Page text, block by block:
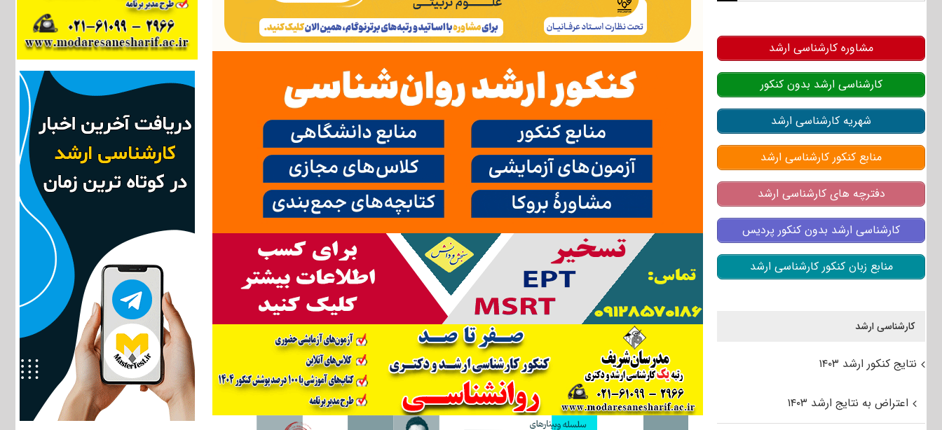
مشاوره کارشناسی ارشد
کارشناسی ارشد بدون کنکور
شهریه کارشناسی ارشد
منابع کنکور کارشناسی ارشد
دفترچه های کارشناسی ارشد
کارشناسی ارشد بدون کنکور پردیس
منابع زبان کنکور کارشناسی ارشد
کارشناسی ارشد
نتایج کنکور ارشد ۱۴۰۳
اعتراض به نتایج ارشد ۱۴۰۳